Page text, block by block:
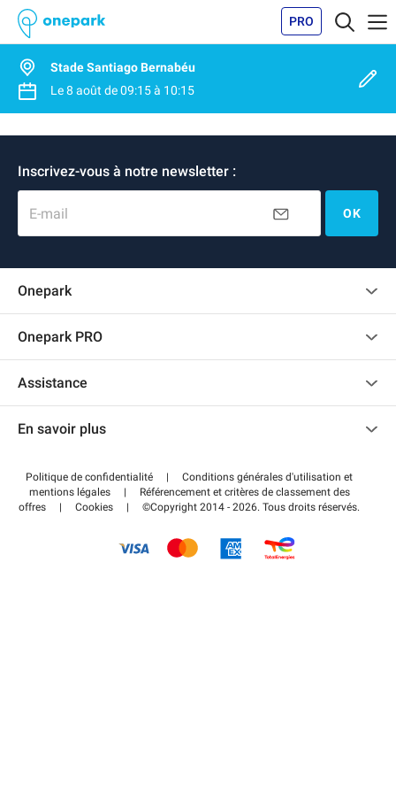
PRO
Stade Santiago Bernabéu
Le8 août de09:15à 10:15
Inscrivez-vous à notre newsletter :
E-mail OK
Onepark
Recrutement
Onepark PRO
Accéder à mon espace partenaire
Assistance
Centre d'aide
Régler votre stationnement FLOW
En savoir plus
Wiki
Guide du stationnement
Politique de confidentialité |
Conditions générales d'utilisation et
mentions légales
|
Référencement et critères de classement des
offres
| Cookies | ©Copyright 2014 - 2026. Tous droits réservés.